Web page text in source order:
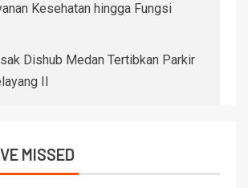
Kesehatan hingga Fungsi
Dishub Medan Tertibkan Parkir
II
MISSED